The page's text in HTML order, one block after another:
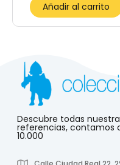
Añadir al carrito
Descubre todas
referencias, contamos
10.000